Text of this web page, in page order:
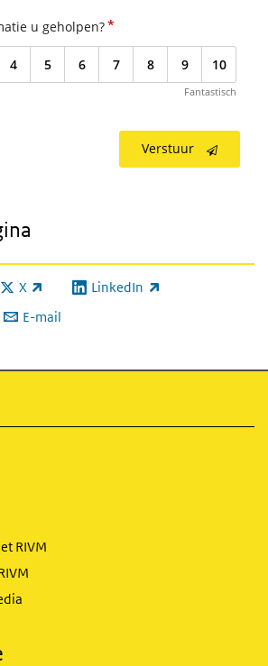
u geholpen?*
4 5 6 7 8 9 10
Fantastisch
Verstuur
X
(externe link) LinkedIn
(externe link)
E-mail
RIVM